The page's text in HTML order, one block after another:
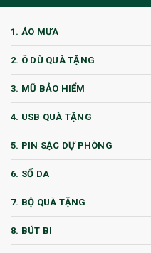
1. ÁO MƯA
2. Ô DÙ QUÀ TẶNG
3. MŨ BẢO HIỂM
4. USB QUÀ TẶNG
5. PIN SẠC DỰ PHÒNG
6. SỔ DA
7. BỘ QUÀ TẶNG
8. BÚT BI